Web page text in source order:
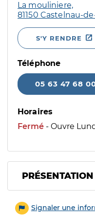
La mouliniere,
81150 Castelnau-
S'Y RENDRE
Téléphone
05 63 47 68
Horaires
Fermé - Ouvre
PRÉSENTATION
Signaler une